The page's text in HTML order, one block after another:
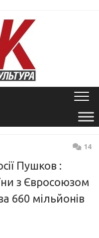
14
Пушков :
з Євросоюзом
660 мільйонів